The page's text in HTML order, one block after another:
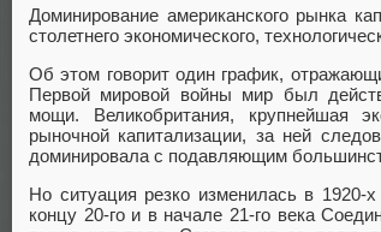
Доминирование американского рынка
столетнего экономического,
Об этом говорит один график,
Первой мировой войны мир был
мощи. Великобритания, крупнейшая
рыночной капитализации, за ней
доминировала с подавляющим
Но ситуация резко изменилась в 1920-
концу 20-го и в начале 21-го века